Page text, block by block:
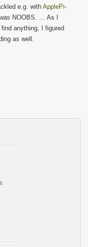
e.g. with ApplePi-
NOOBS. … As I
find anything, I figured
as well.